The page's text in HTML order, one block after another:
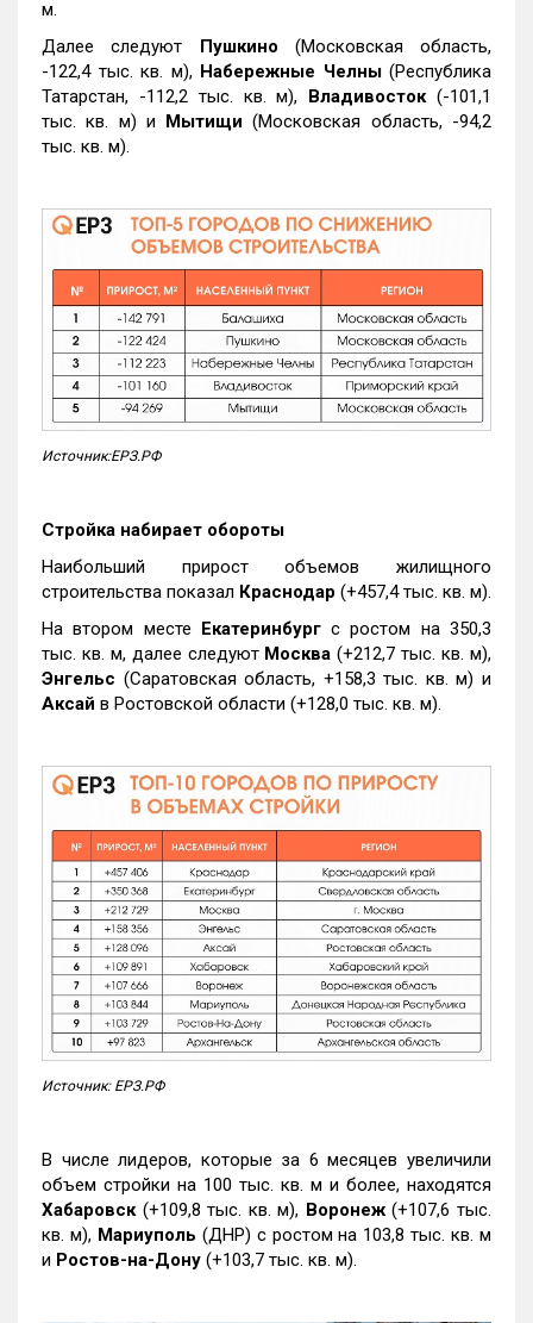
м.
Далее следуют Пушкино (Московская область,
-122,4 тыс. кв. м), Набережные Челны(Республика
Татарстан, -112,2 тыс. кв. м), Владивосток(-101,1
тыс. кв. м) и Мытищи (Московская область, -94,2
тыс. кв. м).
Источник:ЕРЗ.РФ
Стройка набирает обороты
Наибольший прирост объемов жилищного
строительства показал Краснодар (+457,4 тыс. кв. м).
На втором месте Екатеринбургс ростом на 350,3
тыс. кв. м, далее следуют Москва (+212,7 тыс. кв. м),
Энгельс (Саратовская область, +158,3 тыс. кв. м) и
Аксай в Ростовской области (+128,0 тыс. кв. м).
Источник: ЕРЗ.РФ
В числе лидеров, которые за 6 месяцев увеличили
объем стройки на 100 тыс. кв. м и более, находятся
Хабаровск (+109,8 тыс. кв. м), Воронеж(+107,6 тыс.
кв. м), Мариуполь (ДНР) с ростом на 103,8 тыс. кв. м
и Ростов-на-Дону (+103,7 тыс. кв. м).